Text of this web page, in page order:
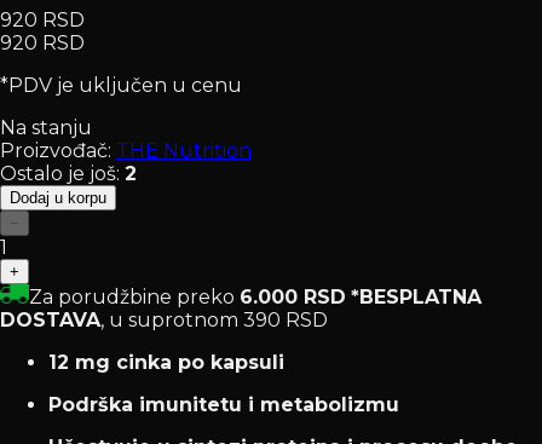
920 RSD
920 RSD
*PDV je uključen u cenu
Na stanju
Proizvođač: THE Nutrition
Ostalo je još: 2
Dodaj u korpu
−
1
+
Za porudžbine preko 6.000 RSD *BESPLATNA
DOSTAVA, u suprotnom 390 RSD
12 mg cinka po kapsuli
Podrška imunitetu i metabolizmu